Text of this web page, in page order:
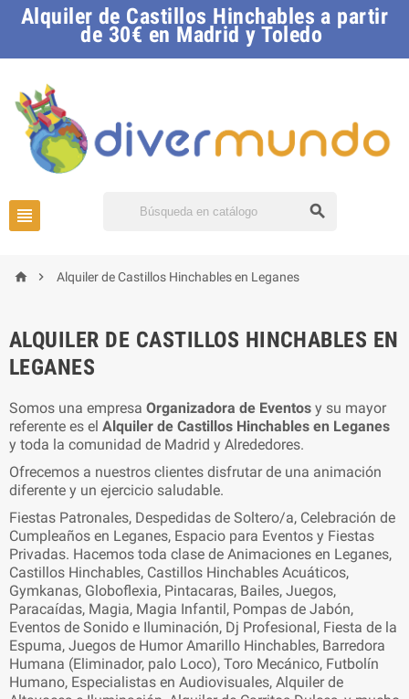
Alquiler de Castillos Hinchables a partir
de 30€ en Madrid y Toledo
 
  Alquiler de Castillos Hinchables en Leganes
ALQUILER DE CASTILLOS HINCHABLES EN
LEGANES
Somos una empresa Organizadora de Eventos y su mayor
referente es el Alquiler de Castillos Hinchables en Leganes
y toda la comunidad de Madrid y Alrededores.
Ofrecemos a nuestros clientes disfrutar de una animación
diferente y un ejercicio saludable.
Fiestas Patronales, Despedidas de Soltero/a, Celebración de
Cumpleaños en Leganes, Espacio para Eventos y Fiestas
Privadas. Hacemos toda clase de Animaciones en Leganes,
Castillos Hinchables, Castillos Hinchables Acuáticos,
Gymkanas, Globoflexia, Pintacaras, Bailes, Juegos,
Paracaídas, Magia, Magia Infantil, Pompas de Jabón,
Eventos de Sonido e Iluminación, Dj Profesional, Fiesta de la
Espuma, Juegos de Humor Amarillo Hinchables, Barredora
Humana (Eliminador, palo Loco), Toro Mecánico, Futbolín
Humano, Especialistas en Audiovisuales, Alquiler de